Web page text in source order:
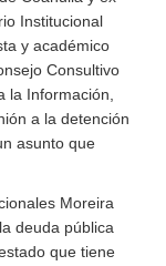
Institucional
y académico
Consultivo
la Información,
a la detención
asunto que
Moreira
deuda pública
que tiene